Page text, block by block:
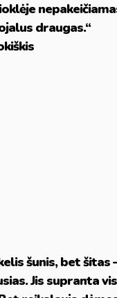
draugas.“
šunis, bet šitas
Jis supranta